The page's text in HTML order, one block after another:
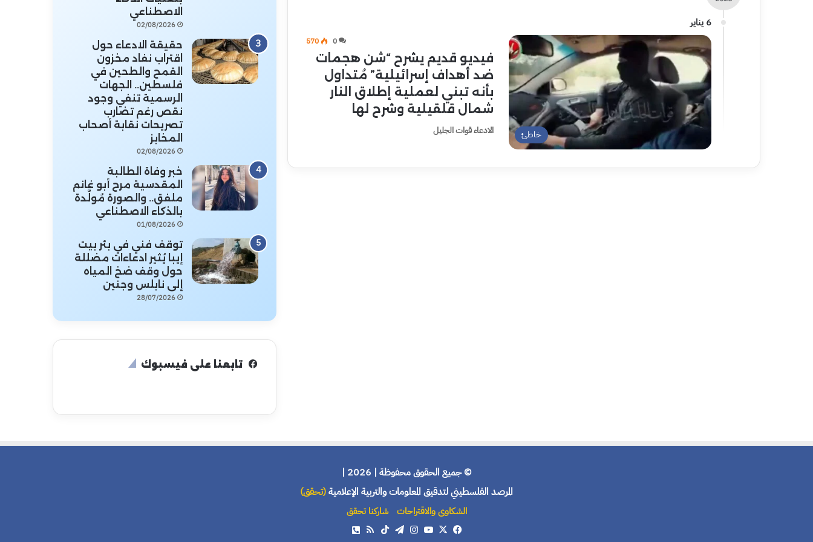
6 يناير
خاطئ
0
570
فيديو قديم يشرح “شن هجمات
ضد أهداف إسرائيلية” مُتداول
بأنه تبني لعملية إطلاق النار
شمال قلقيلية وشرح لها
الادعاء قوات الجليل
الاصطناعي
02/08/2026
حقيقة الادعاء حول
اقتراب نفاد مخزون
القمح والطحين في
فلسطين.. الجهات
الرسمية تنفي وجود
نقص رغم تضارب
تصريحات نقابة أصحاب
المخابز
02/08/2026
خبر وفاة الطالبة
المقدسية مرح أبو غانم
ملفق.. والصورة مُولَّدة
بالذكاء الاصطناعي
01/08/2026
توقف فني في بئر بيت
إيبا يُثير ادعاءات مضللة
حول وقف ضخ المياه
إلى نابلس وجنين
28/07/2026
تابعنا على فيسبوك
© جميع الحقوق محفوظة | 2026 |
المرصد الفلسطيني لتدقيق المعلومات والتربية الإعلامية(تحقق)
الشكاوى والاقتراحات
شاركنا تحقق
فيسبوك
X يوتيوبانستقرامتيلقرام‫TikTokملخص